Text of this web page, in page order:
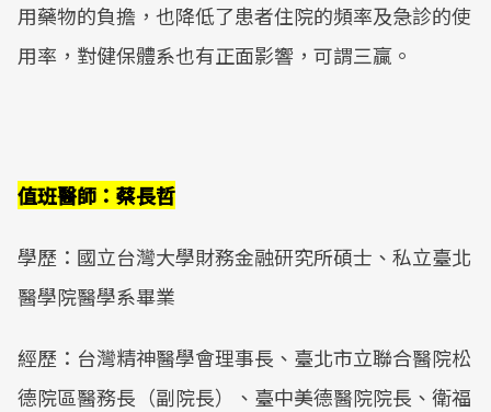
用藥物的負擔，也降低了患者住院的頻率及急診的使
用率，對健保體系也有正面影響，可謂三贏。
值班醫師：蔡長哲
學歷：國立台灣大學財務金融研究所碩士、私立臺北
醫學院醫學系畢業
經歷：台灣精神醫學會理事長、臺北市立聯合醫院松
德院區醫務長（副院長）、臺中美德醫院院長、衛福